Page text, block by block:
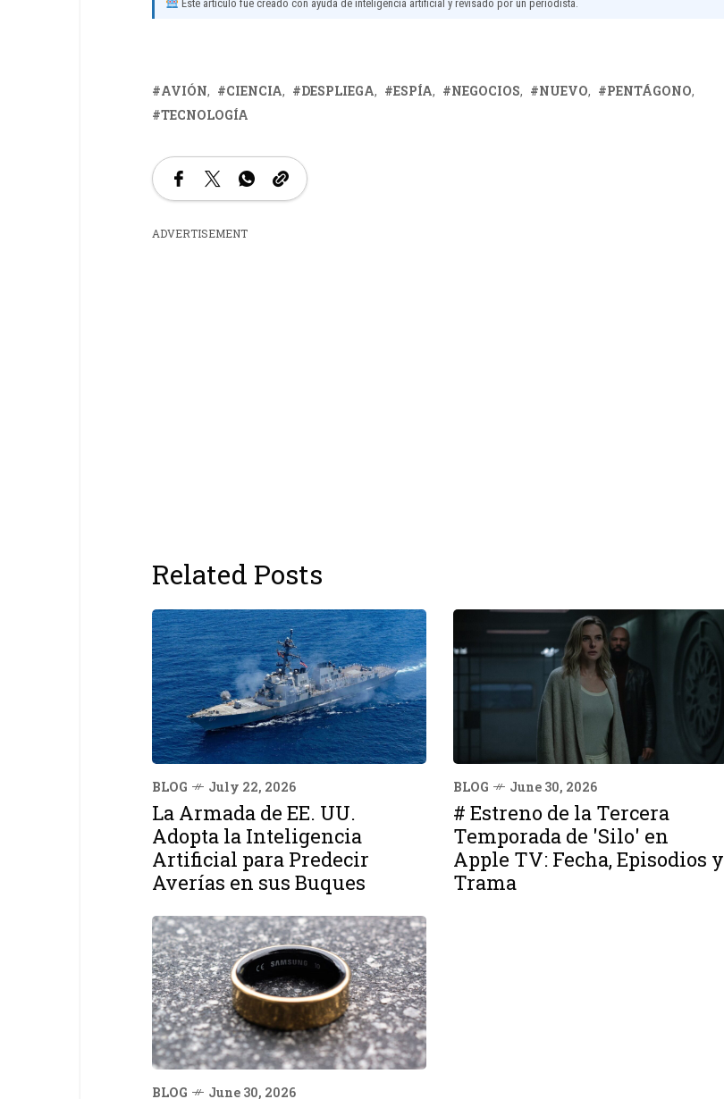
Este artículo fue creado con ayuda de inteligencia artificial y revisado por un periodista.
AVIÓN CIENCIA DESPLIEGA ESPÍA NEGOCIOS NUEVO
PENTÁGONO
TECNOLOGÍA
ADVERTISEMENT
Related Posts
BLOG July 22, 2026
La Armada de EE. UU.
Adopta la Inteligencia
Artificial para Predecir
Averías en sus Buques
BLOG June 30, 2026
# Estreno de la Tercera
Temporada de 'Silo' en
Apple TV: Fecha, Episodios y
Trama
BLOG June 30, 2026